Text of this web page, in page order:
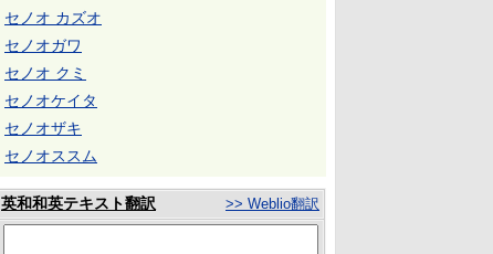
セノオ カズオ
セノオガワ
セノオ クミ
セノオケイタ
セノオザキ
セノオススム
英和和英テキスト翻訳 >> Weblio翻訳